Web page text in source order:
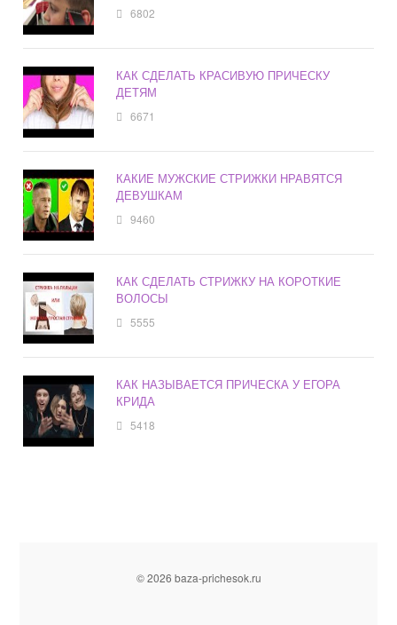
6802
КАК СДЕЛАТЬ КРАСИВУЮ ПРИЧЕСКУ
ДЕТЯМ
6671
КАКИЕ МУЖСКИЕ СТРИЖКИ НРАВЯТСЯ
ДЕВУШКАМ
9460
КАК СДЕЛАТЬ СТРИЖКУ НА КОРОТКИЕ
ВОЛОСЫ
5555
КАК НАЗЫВАЕТСЯ ПРИЧЕСКА У ЕГОРА
КРИДА
5418
© 2026 baza-prichesok.ru